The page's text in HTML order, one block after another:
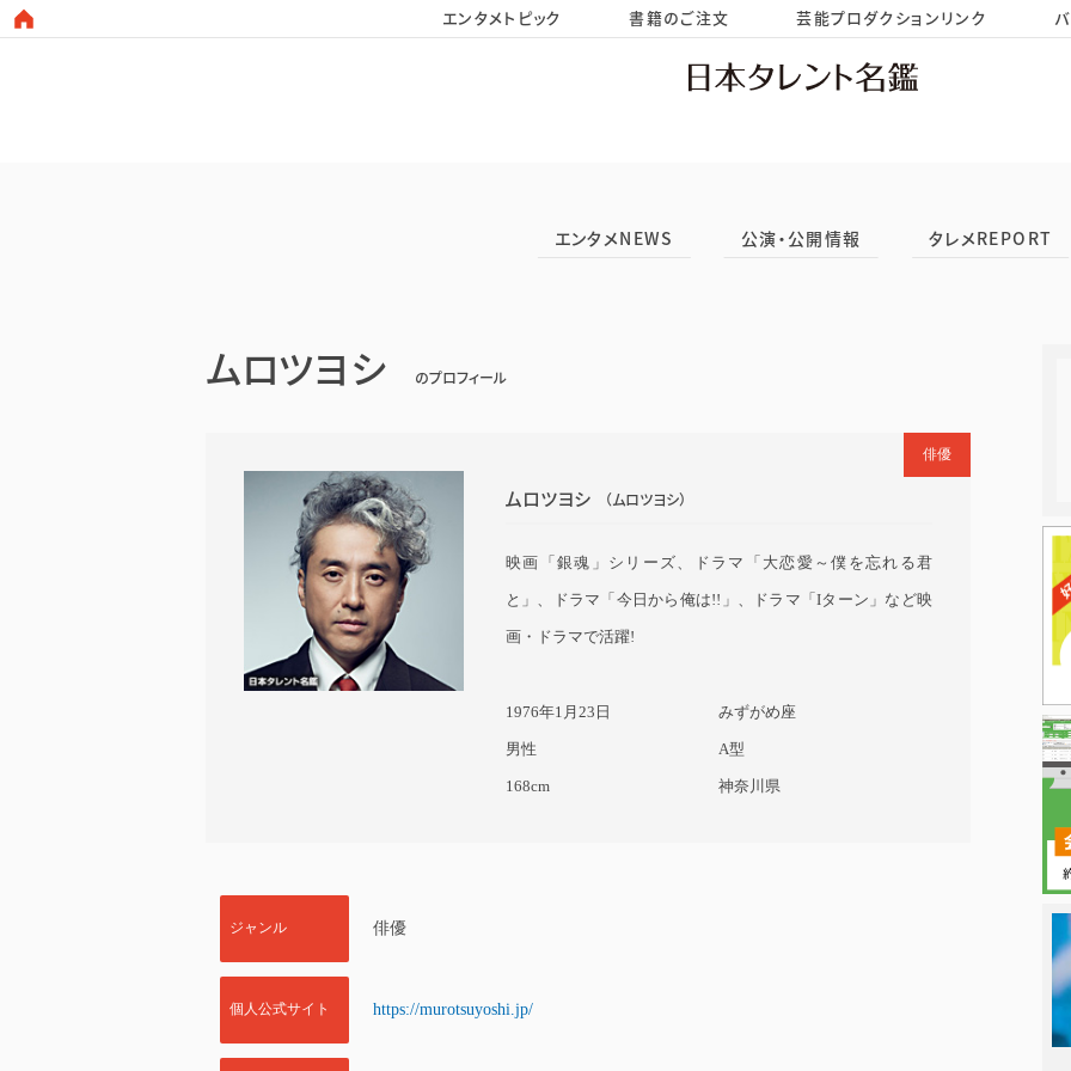
HOME お問い合わせ
エンタメトピック 書籍のご注文 芸能プロダクションリンク
エンタメNEWS 公演・公開情報 タレメREPORT
ムロツヨシ のプロフィール
俳優
ムロツヨシ （ムロツヨシ）
映画「銀魂」シリーズ、ドラマ「大恋愛～僕を忘れる君
と」、ドラマ「今日から俺は!!」、ドラマ「Iターン」など映
画・ドラマで活躍!
1976年1月23日 みずがめ座
男性 A型
168cm 神奈川県
ジャンル 俳優
個人公式サイト https://murotsuyoshi.jp/
日本タレント